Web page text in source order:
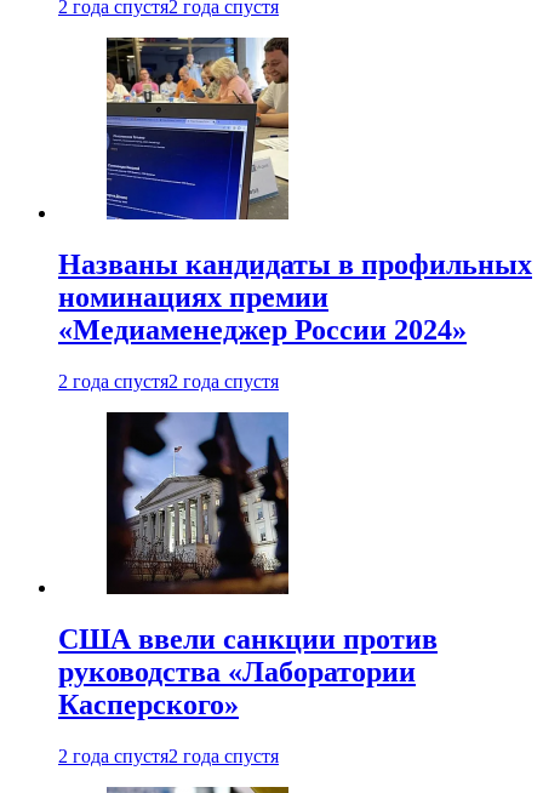
2 года спустя2 года спустя
Названы кандидаты в профильных
номинациях премии
«Медиаменеджер России 2024»
2 года спустя2 года спустя
США ввели санкции против
руководства «Лаборатории
Касперского»
2 года спустя2 года спустя